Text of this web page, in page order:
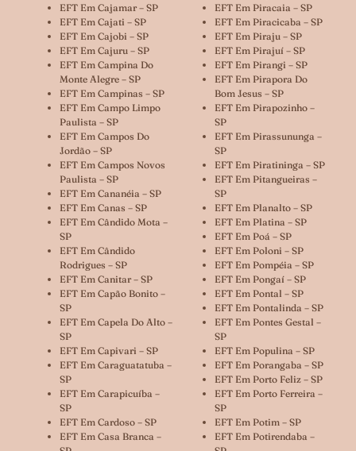
EFT Em Cajamar – SP
EFT Em Cajati – SP
EFT Em Cajobi – SP
EFT Em Cajuru – SP
EFT Em Campina Do
Monte Alegre – SP
EFT Em Campinas – SP
EFT Em Campo Limpo
Paulista – SP
EFT Em Campos Do
Jordão – SP
EFT Em Campos Novos
Paulista – SP
EFT Em Cananéia – SP
EFT Em Canas – SP
EFT Em Cândido Mota –
SP
EFT Em Cândido
Rodrigues – SP
EFT Em Canitar – SP
EFT Em Capão Bonito –
SP
EFT Em Capela Do Alto –
SP
EFT Em Capivari – SP
EFT Em Caraguatatuba –
SP
EFT Em Carapicuíba –
SP
EFT Em Cardoso – SP
EFT Em Casa Branca –
EFT Em Piracaia – SP
EFT Em Piracicaba – SP
EFT Em Piraju – SP
EFT Em Pirajuí – SP
EFT Em Pirangi – SP
EFT Em Pirapora Do
Bom Jesus – SP
EFT Em Pirapozinho –
SP
EFT Em Pirassununga –
SP
EFT Em Piratininga – SP
EFT Em Pitangueiras –
SP
EFT Em Planalto – SP
EFT Em Platina – SP
EFT Em Poá – SP
EFT Em Poloni – SP
EFT Em Pompéia – SP
EFT Em Pongaí – SP
EFT Em Pontal – SP
EFT Em Pontalinda – SP
EFT Em Pontes Gestal –
SP
EFT Em Populina – SP
EFT Em Porangaba – SP
EFT Em Porto Feliz – SP
EFT Em Porto Ferreira –
SP
EFT Em Potim – SP
EFT Em Potirendaba –